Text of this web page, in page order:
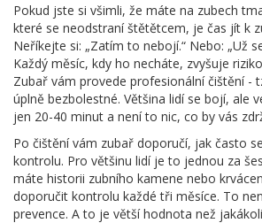
Pokud jste si všimli, že máte na zubech
které se neodstraní štětětcem, je čas jít k
Neříkejte si: „Zatím to nebojí.“ Nebo: „Už
Každý měsíc, kdy ho necháte, zvyšuje
Zubař vám provede profesionální čištění -
úplně bezbolestné. Většina lidí se bojí, ale
jen 20-40 minut a není to nic, co by vás
Po čištění vám zubař doporučí, jak často
kontrolu. Pro většinu lidí je to jednou za
máte historii zubního kamene nebo
doporučit kontrolu každé tři měsíce. To
prevence. A to je větší hodnota než